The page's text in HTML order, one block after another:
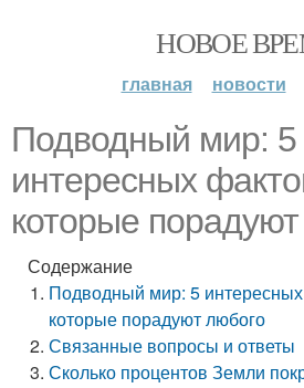
НОВОЕ
главная новости
Подводный мир: 5
интересных
которые
Содержание
Подводный мир: 5
которые порадуют любого
Связанные вопросы и ответы
Сколько процентов Земли